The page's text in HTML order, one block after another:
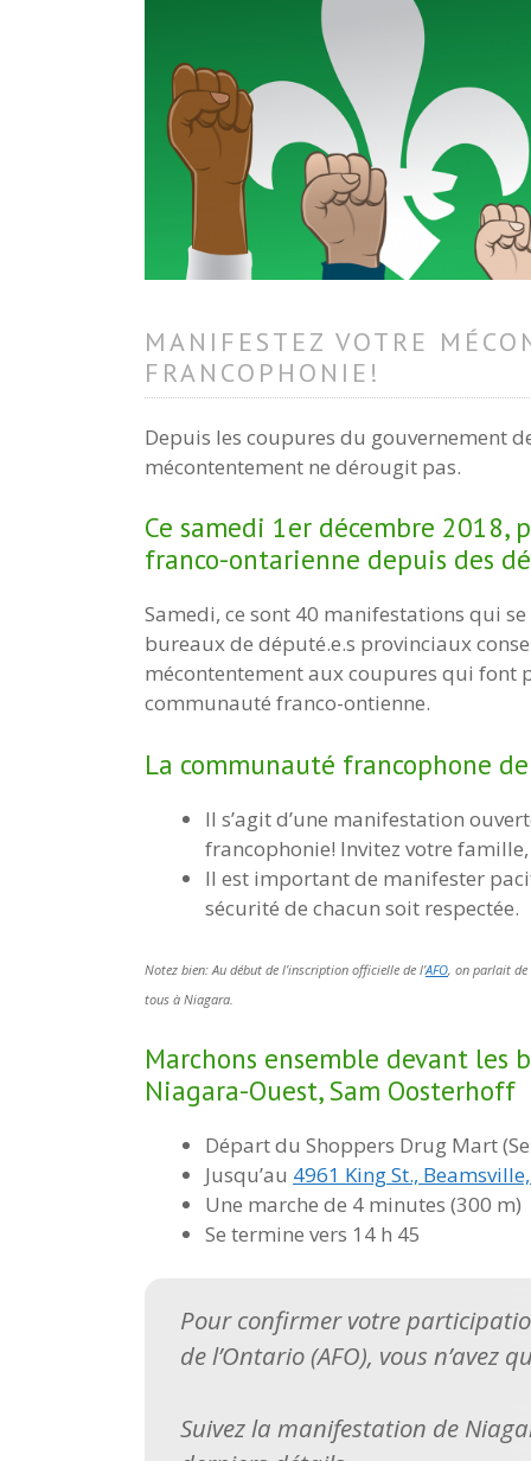
MANIFESTEZ VOTRE
FRANCOPHONIE!
Depuis les coupures du gouvernement
mécontentement ne dérougit pas.
Ce samedi 1er décembre
franco-ontarienne depuis des
Samedi, ce sont 40 manifestations qui
bureaux de député.e.s provinciaux
mécontentement aux coupures qui font
communauté franco-ontienne.
La communauté francophone
Il s’agit d’une manifestation
francophonie! Invitez votre
Il est important de manifester
sécurité de chacun soit respectée.
Notez bien: Au début de l’inscription officielle de l’AFO, on parlait de
tous à Niagara.
Marchons ensemble devant les
Niagara-Ouest, Sam Oosterhoff
Départ du Shoppers Drug Mart
Jusqu’au 4961 King St.,
Une marche de 4 minutes (300 m)
Se termine vers 14 h 45
Pour confirmer votre
de l’Ontario (AFO), vous n’avez
Suivez la manifestation de